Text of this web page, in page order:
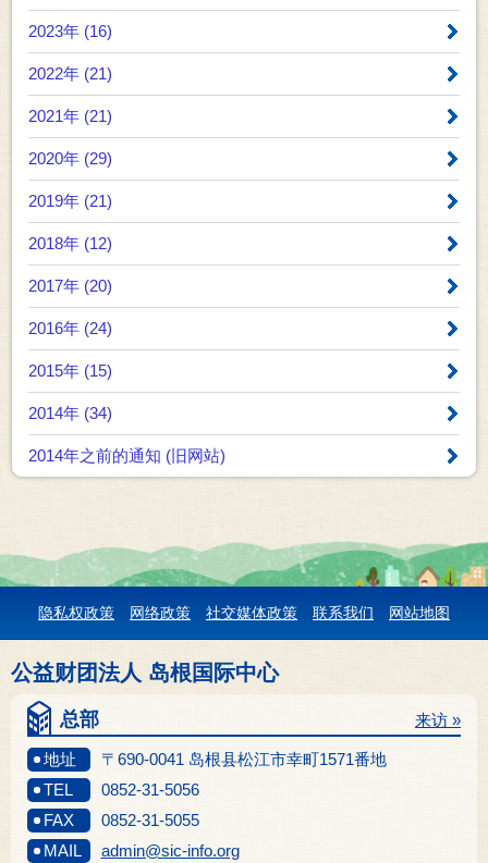
2023年 (16)
2022年 (21)
2021年 (21)
2020年 (29)
2019年 (21)
2018年 (12)
2017年 (20)
2016年 (24)
2015年 (15)
2014年 (34)
2014年之前的通知 (旧网站)
隐私权政策 网络政策 社交媒体政策 联系我们 网站地图
公益财团法人 岛根国际中心
总部
地址 〒690-0041 岛根县松江市幸町1571番地
来访 »
TEL
0852-31-5056
FAX
0852-31-5055
MAIL
admin@sic-info.org